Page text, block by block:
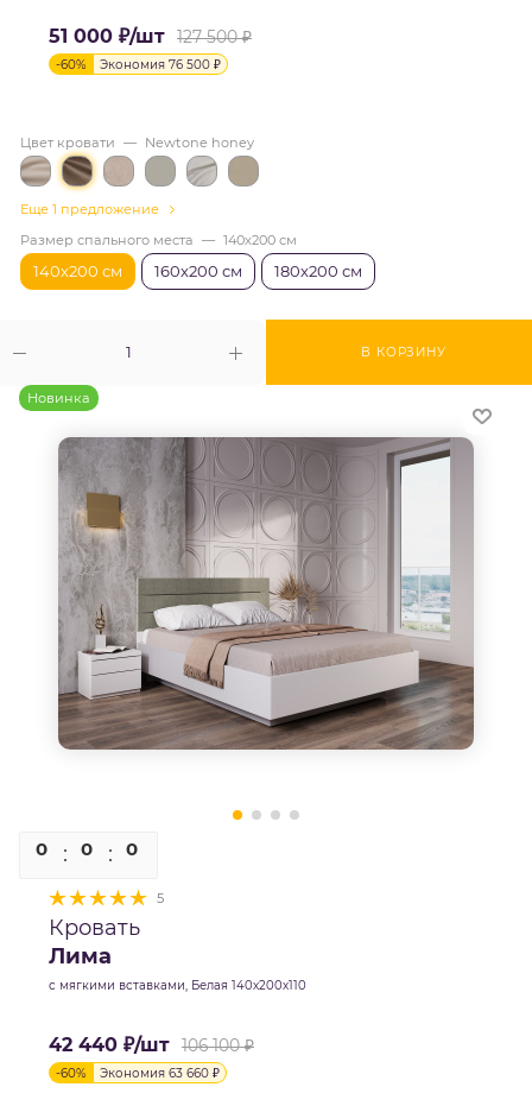
51 000 ₽/шт 127 500₽
-60% Экономия 76 500 ₽
В КОРЗИНУ
Цвет кровати — Newtone honey
Еще 1 предложение
Размер спального места — 140х200 см
140х200 см 160х200 см 180х200 см
Новинка
0 0 0
5
Кровать
Лима
с мягкими вставками, Белая 140х200х110
42 440 ₽/шт 106 100₽
-60% Экономия 63 660 ₽